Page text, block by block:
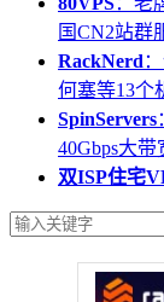
国CN2站群
RackNerd
何塞等13个
SpinServers
40Gbps大带
双ISP住宅